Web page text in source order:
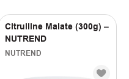
Citrulline Malate (300g) –
NUTREND
NUTREND